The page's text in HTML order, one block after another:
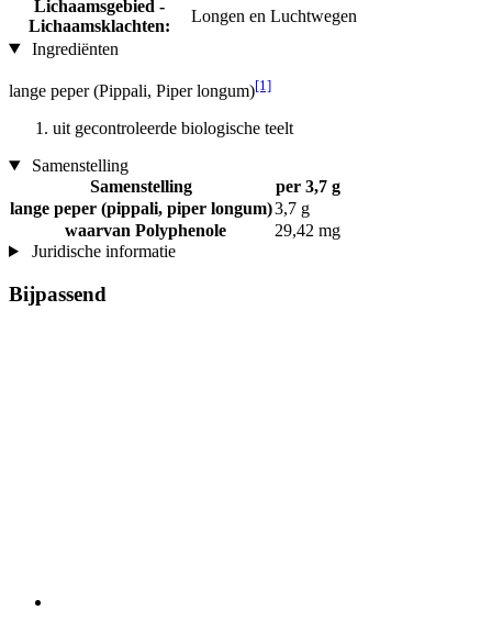
Lichaamsgebied -
Lichaamsklachten:
Longen en Luchtwegen
Ingrediënten
lange peper (Pippali, Piper longum)[1]
uit gecontroleerde biologische teelt
Samenstelling
Samenstelling
per 3,7 g
lange peper (pippali, piper longum)3,7 g
waarvan Polyphenole
29,42 mg
Juridische informatie
Bijpassend